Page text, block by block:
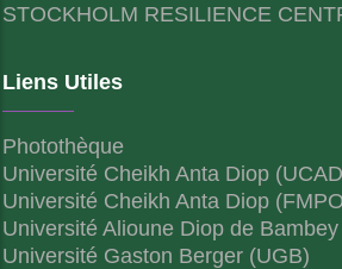
STOCKHOLM RESILIENCE
Liens Utiles
Photothèque
Université Cheikh Anta Diop
Université Cheikh Anta Diop
Université Alioune Diop de
Université Gaston Berger (UGB)